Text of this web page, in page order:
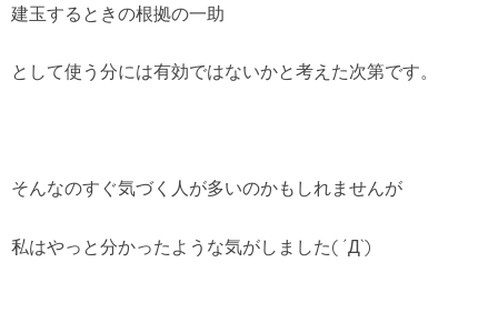
建玉するときの根拠の一助
として使う分には有効ではないかと考えた次第です。
そんなのすぐ気づく人が多いのかもしれませんが
私はやっと分かったような気がしました( ´Д`)